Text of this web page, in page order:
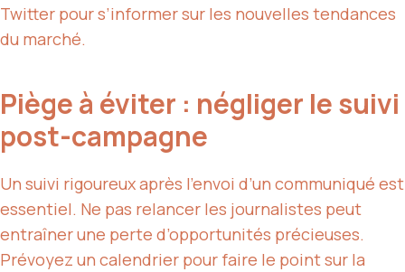
Twitter pour s’informer sur les nouvelles tendances
du marché.
Piège à éviter : négliger le suivi
post-campagne
Un suivi rigoureux après l’envoi d’un communiqué est
essentiel. Ne pas relancer les journalistes peut
entraîner une perte d’opportunités précieuses.
Prévoyez un calendrier pour faire le point sur la